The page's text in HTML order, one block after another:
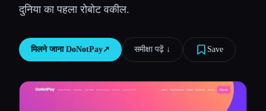
दुनिया का पहला रोबोट वकील.
मिलने जाना DoNotPay↗︎ समीक्षा पढ़ें ↓︎ Save